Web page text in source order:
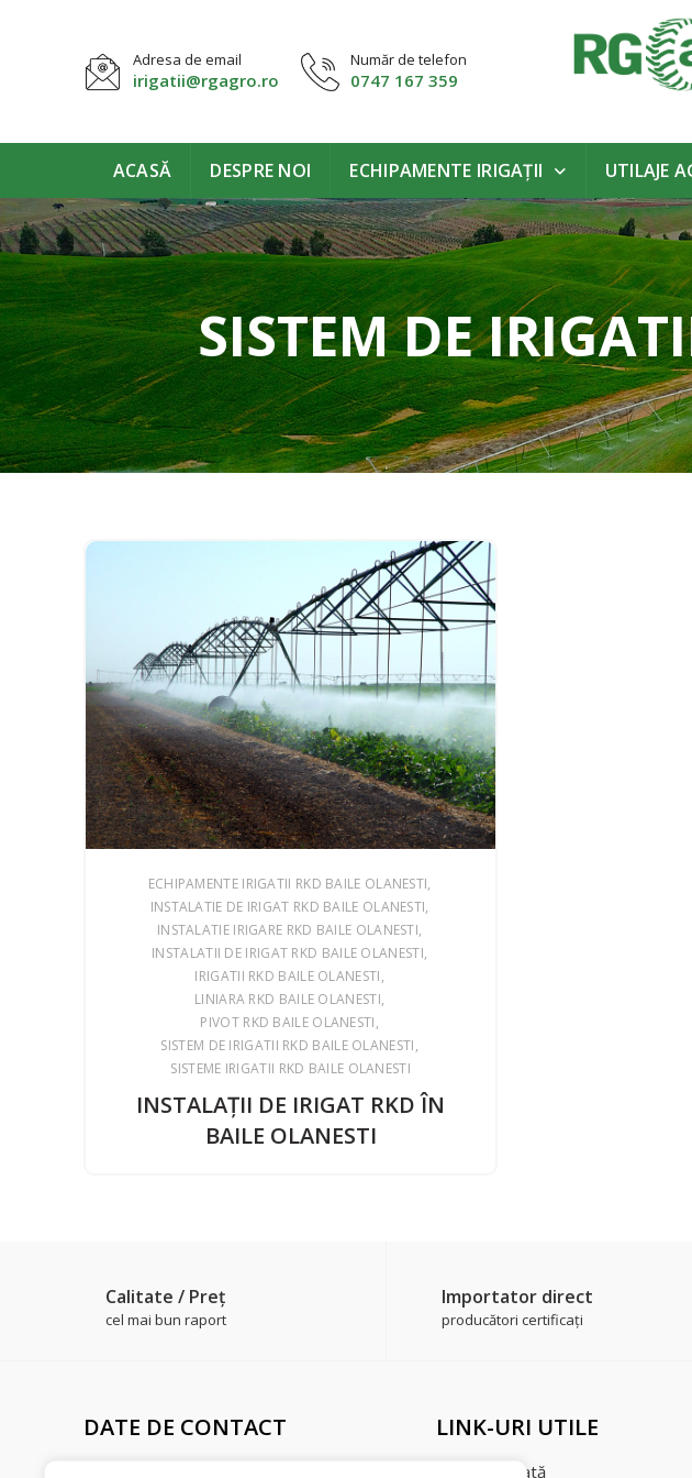
Adresa de email
irigatii@rgagro.ro
Număr de telefon
0747 167 359
ACASĂ DESPRE NOI ECHIPAMENTE IRIGAŢII UTILAJE
SISTEM DE
ECHIPAMENTE IRIGATII RKD BAILE OLANESTI
INSTALATIE DE IRIGAT RKD BAILE OLANESTI
INSTALATIE IRIGARE RKD BAILE OLANESTI
INSTALATII DE IRIGAT RKD BAILE OLANESTI
IRIGATII RKD BAILE OLANESTI
LINIARA RKD BAILE OLANESTI
PIVOT RKD BAILE OLANESTI
SISTEM DE IRIGATII RKD BAILE OLANESTI
SISTEME IRIGATII RKD BAILE OLANESTI
INSTALAŢII DE IRIGAT RKD ÎN
BAILE OLANESTI
Calitate / Preţ
cel mai bun raport
Importator direct
producători certificaţi
DATE DE CONTACT LINK-URI UTILE
Livrare şi plată